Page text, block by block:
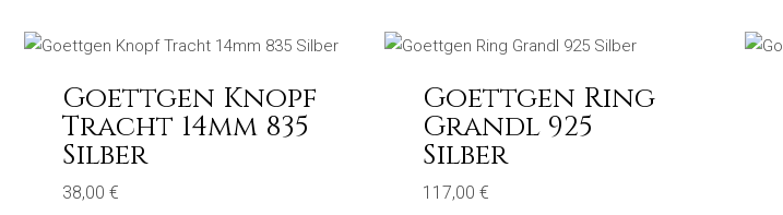
Goettgen Knopf
Tracht 14mm 835
Silber
38,00 €
Goettgen Ring
Grandl 925
Silber
117,00 €